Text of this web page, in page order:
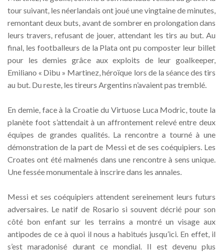
tour suivant, les néerlandais ont joué une vingtaine de minutes,
remontant deux buts, avant de sombrer en prolongation dans
leurs travers, refusant de jouer, attendant les tirs au but. Au
final, les footballeurs de la Plata ont pu composter leur billet
pour les demies grâce aux exploits de leur goalkeeper,
Emiliano « Dibu » Martinez, héroïque lors de la séance des tirs
au but. Du reste, les tireurs Argentins n’avaient pas tremblé.
En demie, face à la Croatie du Virtuose Luca Modric, toute la
planète foot s’attendait à un affrontement relevé entre deux
équipes de grandes qualités. La rencontre a tourné à une
démonstration de la part de Messi et de ses coéquipiers. Les
Croates ont été malmenés dans une rencontre à sens unique.
Une fessée monumentale à inscrire dans les annales.
Messi et ses coéquipiers attendent sereinement leurs futurs
adversaires. Le natif de Rosario si souvent décrié pour son
côté bon enfant sur les terrains a montré un visage aux
antipodes de ce à quoi il nous a habitués jusqu’ici. En effet, il
s’est maradonisé durant ce mondial. Il est devenu plus